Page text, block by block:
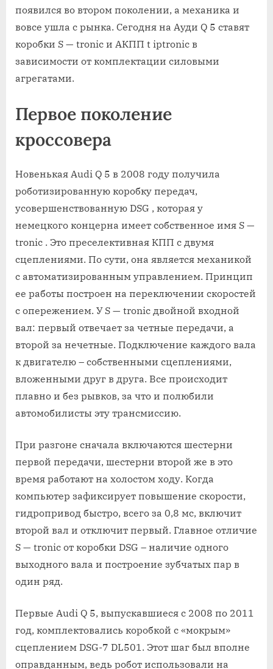
появился во втором поколении, а механика и
вовсе ушла с рынка. Сегодня на Ауди Q 5 ставят
коробки S — tronic и АКПП t iptronic в
зависимости от комплектации силовыми
агрегатами.
Первое поколение
кроссовера
Новенькая Audi Q 5 в 2008 году получила
роботизированную коробку передач,
усовершенствованную DSG , которая у
немецкого концерна имеет собственное имя S —
tronic . Это преселективная КПП с двумя
сцеплениями. По сути, она является механикой
с автоматизированным управлением. Принцип
ее работы построен на переключении скоростей
с опережением. У S — tronic двойной входной
вал: первый отвечает за четные передачи, а
второй за нечетные. Подключение каждого вала
к двигателю – собственными сцеплениями,
вложенными друг в друга. Все происходит
плавно и без рывков, за что и полюбили
автомобилисты эту трансмиссию.
При разгоне сначала включаются шестерни
первой передачи, шестерни второй же в это
время работают на холостом ходу. Когда
компьютер зафиксирует повышение скорости,
гидропривод быстро, всего за 0,8 мс, включит
второй вал и отключит первый. Главное отличие
S — tronic от коробки DSG – наличие одного
выходного вала и построение зубчатых пар в
один ряд.
Первые Audi Q 5, выпускавшиеся с 2008 по 2011
год, комплектовались коробкой с «мокрым»
сцеплением DSG-7 DL501. Этот шаг был вполне
оправданным, ведь робот использовали на